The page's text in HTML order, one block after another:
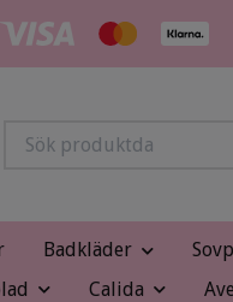
Badkläder
Calida